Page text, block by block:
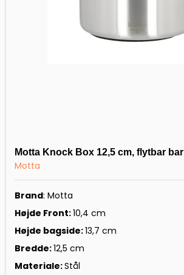
Motta Knock Box 12,5 cm, flytbar bar
Motta
Brand: Motta
Højde Front:10,4 cm
Højde bagside:13,7 cm
Bredde:12,5 cm
Materiale:Stål